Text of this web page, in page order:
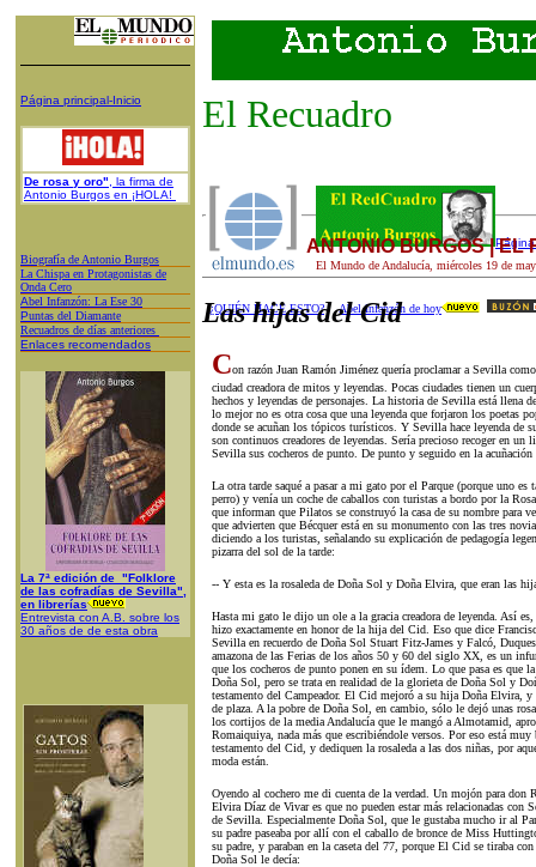
Página principal-Inicio
De rosa y oro" , la firma de
Antonio Burgos en ¡HOLA!
Biografía de Antonio Burgos
La Chispa en Protagonistas de
Onda Cero
Abel Infanzón: La Ese 30
Puntas del Diamante
Recuadros de días anteriores
Enlaces recomendados
La 7ª edición de "Folklore
de las cofradías de Sevilla",
en librerías
Entrevista con A.B. sobre los
30 años de de esta obra
El Recuadro
El Mundo de Andalucía, miércoles 19 de
¿QUIÉN HACE ESTO? Abel Infanzón de hoy
ANTONIO BURGOS | EL
Las hijas del Cid
Con razón Juan Ramón Jiménez quería proclamar a Sevilla
ciudad creadora de mitos y leyendas. Pocas ciudades tienen un
hechos y leyendas de personajes. La historia de Sevilla está llena
lo mejor no es otra cosa que una leyenda que forjaron los poetas
donde se acuñan los tópicos turísticos. Y Sevilla hace leyenda de
son continuos creadores de leyendas. Sería precioso recoger en un
Sevilla sus cocheros de punto. De punto y seguido en la acuñación
La otra tarde saqué a pasar a mi gato por el Parque (porque uno es
perro) y venía un coche de caballos con turistas a bordo por la
que informan que Pilatos se construyó la casa de su nombre para
que advierten que Bécquer está en su monumento con las tres
diciendo a los turistas, señalando su explicación de pedagogía
pizarra del sol de la tarde:
-- Y esta es la rosaleda de Doña Sol y Doña Elvira, que eran las
Hasta mi gato le dijo un ole a la gracia creadora de leyenda. Así
hizo exactamente en honor de la hija del Cid. Eso que dice
Sevilla en recuerdo de Doña Sol Stuart Fitz-James y Falcó,
amazona de las Ferias de los años 50 y 60 del siglo XX, es un
que los cocheros de punto ponen en su ídem. Lo que pasa es que
Doña Sol, pero se trata en realidad de la glorieta de Doña Sol y
testamento del Campeador. El Cid mejoró a su hija Doña Elvira, y
de plaza. A la pobre de Doña Sol, en cambio, sólo le dejó unas
los cortijos de la media Andalucía que le mangó a Almotamid,
Romaiquiya, nada más que escribiéndole versos. Por eso está
testamento del Cid, y dediquen la rosaleda a las dos niñas, por
moda están.
Oyendo al cochero me di cuenta de la verdad. Un mojón para don
Elvira Díaz de Vivar es que no pueden estar más relacionadas con
de Sevilla. Especialmente Doña Sol, que le gustaba mucho ir al
su padre paseaba por allí con el caballo de bronce de Miss
su padre, y paraban en la caseta del 77, porque El Cid se tiraba
Doña Sol le decía: